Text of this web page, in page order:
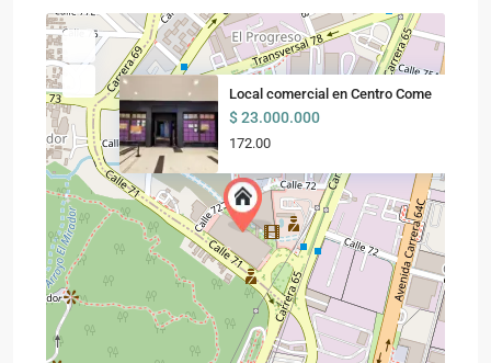
Local comercial en Centro Come
$ 23.000.000
172.00